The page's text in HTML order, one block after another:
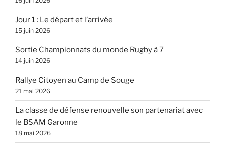
Jour 1 : Le départ et l’arrivée
15 juin 2026
Sortie Championnats du monde Rugby à 7
14 juin 2026
Rallye Citoyen au Camp de Souge
21 mai 2026
La classe de défense renouvelle son partenariat avec
le BSAM Garonne
18 mai 2026